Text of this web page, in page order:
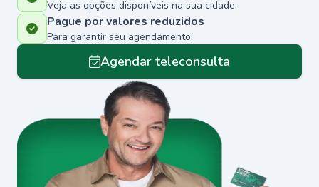
Veja as opções disponíveis na sua cidade.
Pague por valores reduzidos
Para garantir seu agendamento.
Agendar teleconsulta